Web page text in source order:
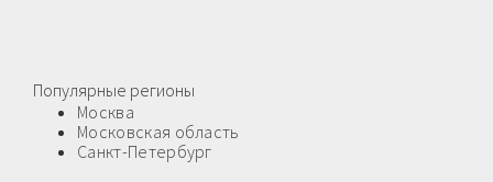
Популярные регионы
Москва
Московская область
Санкт-Петербург